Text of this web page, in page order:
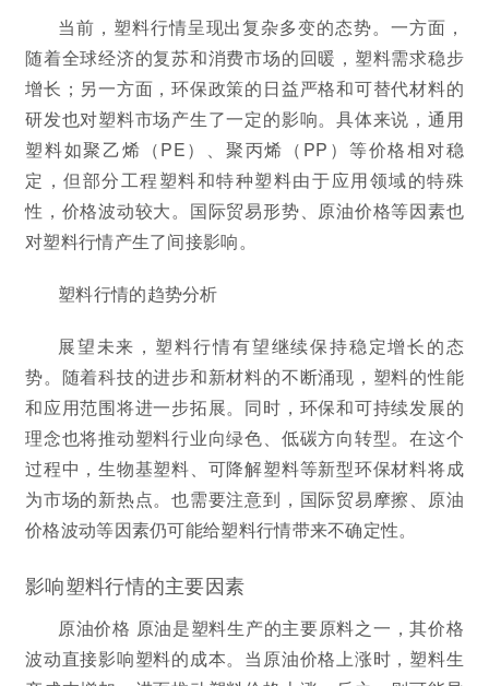
当前，塑料行情呈现出复杂多变的态势。一方面，
随着全球经济的复苏和消费市场的回暖，塑料需求稳步
增长；另一方面，环保政策的日益严格和可替代材料的
研发也对塑料市场产生了一定的影响。具体来说，通用
塑料如聚乙烯（PE）、聚丙烯（PP）等价格相对稳
定，但部分工程塑料和特种塑料由于应用领域的特殊
性，价格波动较大。国际贸易形势、原油价格等因素也
对塑料行情产生了间接影响。
塑料行情的趋势分析
展望未来，塑料行情有望继续保持稳定增长的态
势。随着科技的进步和新材料的不断涌现，塑料的性能
和应用范围将进一步拓展。同时，环保和可持续发展的
理念也将推动塑料行业向绿色、低碳方向转型。在这个
过程中，生物基塑料、可降解塑料等新型环保材料将成
为市场的新热点。也需要注意到，国际贸易摩擦、原油
价格波动等因素仍可能给塑料行情带来不确定性。
影响塑料行情的主要因素
原油价格 原油是塑料生产的主要原料之一，其价格
波动直接影响塑料的成本。当原油价格上涨时，塑料生